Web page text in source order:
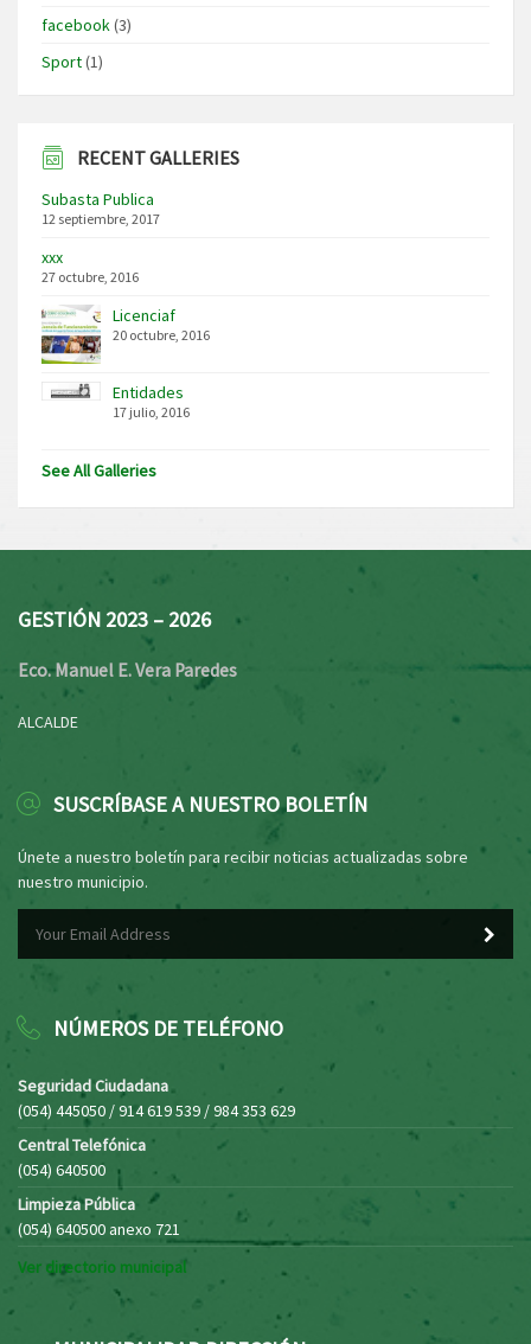
facebook(3)
Sport(1)
RECENT GALLERIES
Subasta Publica
12 septiembre, 2017
xxx
27 octubre, 2016
Licenciaf
20 octubre, 2016
Entidades
17 julio, 2016
See All Galleries
GESTIÓN 2023 – 2026
Eco. Manuel E. Vera Paredes
ALCALDE
SUSCRÍBASE A NUESTRO BOLETÍN
Únete a nuestro boletín para recibir noticias actualizadas sobre
nuestro municipio.
NÚMEROS DE TELÉFONO
Seguridad Ciudadana
(054) 445050 / 914 619 539 / 984 353 629
Central Telefónica
(054) 640500
Limpieza Pública
(054) 640500 anexo 721
Ver directorio municipal